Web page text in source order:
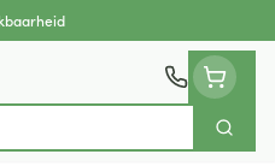
Zoek